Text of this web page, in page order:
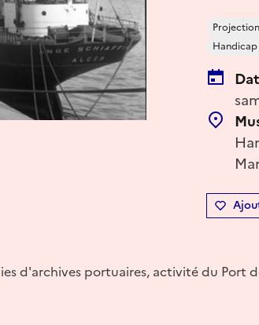
Projection
d'archives portuaires, activité du Port